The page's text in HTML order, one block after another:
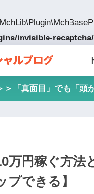
invisible-
＞「真面目」でも「頭
万円稼ぐ方
プできる】